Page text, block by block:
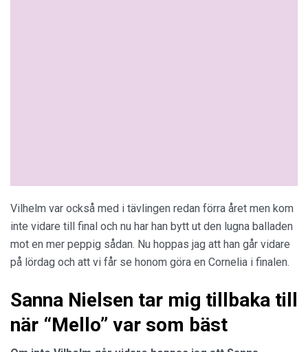
Vilhelm var också med i tävlingen redan förra året men kom
inte vidare till final och nu har han bytt ut den lugna balladen
mot en mer peppig sådan. Nu hoppas jag att han går vidare
på lördag och att vi får se honom göra en Cornelia i finalen.
Sanna Nielsen tar mig tillbaka till
när “Mello” var som bäst